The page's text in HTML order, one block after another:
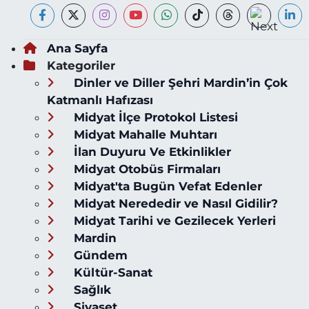
Ana Sayfa
Kategoriler
Dinler ve Diller Şehri Mardin’in Çok
Katmanlı Hafızası
Midyat İlçe Protokol Listesi
Midyat Mahalle Muhtarı
İlan Duyuru Ve Etkinlikler
Midyat Otobüs Firmaları
Midyat'ta Bugün Vefat Edenler
Midyat Nerededir ve Nasıl Gidilir?
Midyat Tarihi ve Gezilecek Yerleri
Mardin
Gündem
Kültür-Sanat
Sağlık